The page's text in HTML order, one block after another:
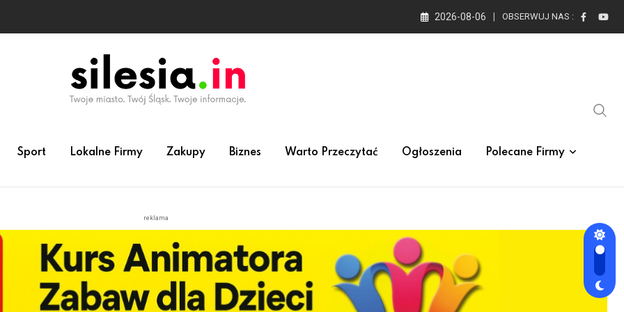
2026-08-06 OBSERWUJ NAS :
Sport Lokalne Firmy Zakupy Biznes Warto Przeczytać Ogłoszenia Polecane Firmy
reklama